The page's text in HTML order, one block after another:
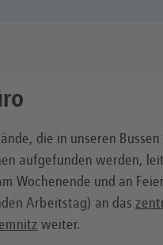
die in unseren Bussen
aufgefunden werden,
Wochenende und an
Arbeitstag) an das
weiter.